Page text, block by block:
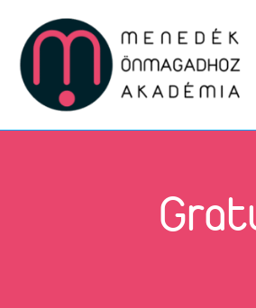
content